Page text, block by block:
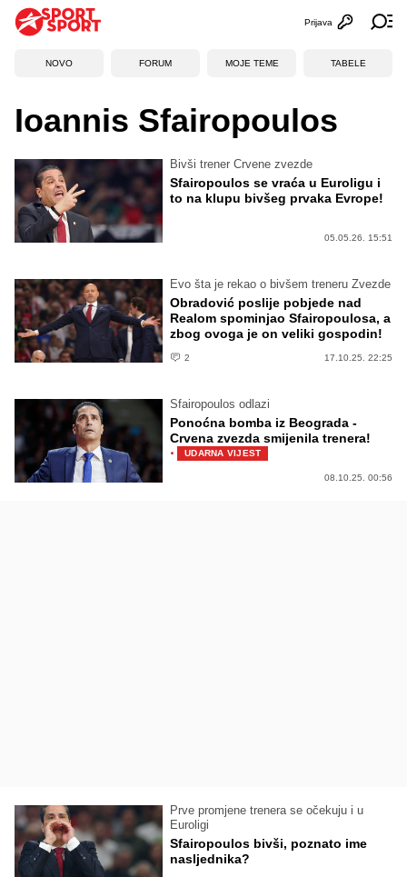
Otvori
Prijava
NOVO FORUM MOJE TEME TABELE
Ioannis Sfairopoulos
Bivši trener Crvene zvezde
Sfairopoulos se vraća u Euroligu i
to na klupu bivšeg prvaka Evrope!
05.05.26. 15:51
Evo šta je rekao o bivšem treneru Zvezde
Obradović poslije pobjede nad
Realom spominjao Sfairopoulosa, a
zbog ovoga je on veliki gospodin!
2 17.10.25. 22:25
Sfairopoulos odlazi
Ponoćna bomba iz Beograda -
Crvena zvezda smijenila trenera!
· UDARNA VIJEST
08.10.25. 00:56
Prve promjene trenera se očekuju i u
Euroligi
Sfairopoulos bivši, poznato ime
nasljednika?